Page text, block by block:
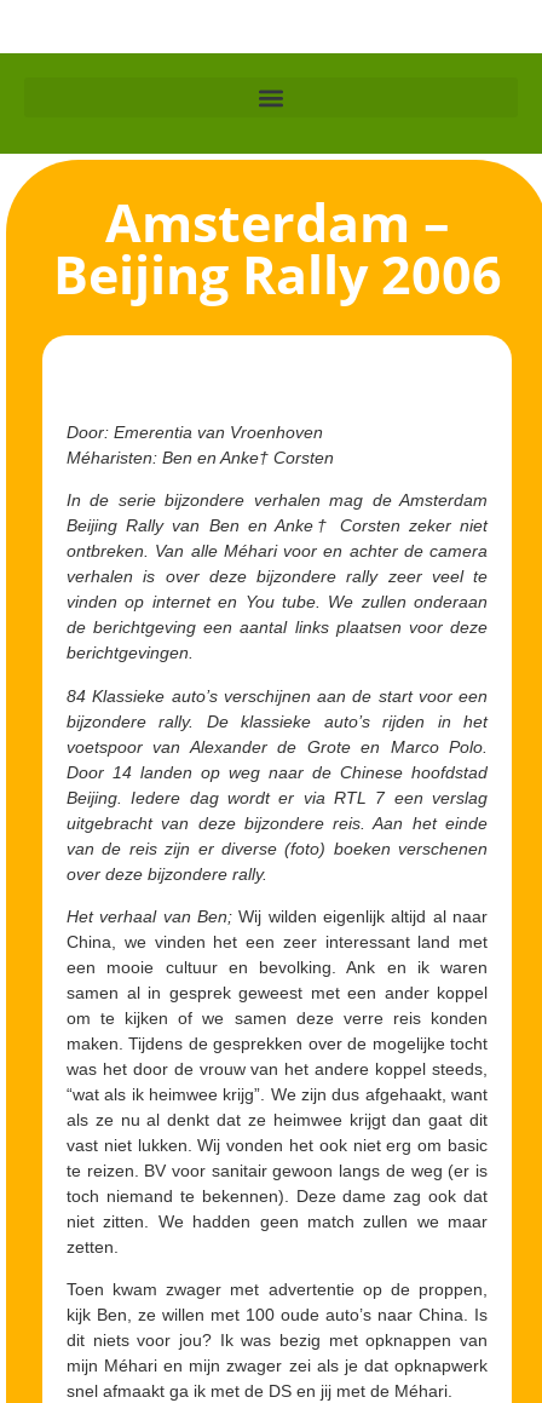
Amsterdam –
Beijing Rally 2006
Door: Emerentia van Vroenhoven
Méharisten: Ben en Anke† Corsten
In de serie bijzondere verhalen mag de Amsterdam
Beijing Rally van Ben en Anke† Corsten zeker niet
ontbreken. Van alle Méhari voor en achter de camera
verhalen is over deze bijzondere rally zeer veel te
vinden op internet en You tube. We zullen onderaan
de berichtgeving een aantal links plaatsen voor deze
berichtgevingen.
84 Klassieke auto’s verschijnen aan de start voor een
bijzondere rally. De klassieke auto’s rijden in het
voetspoor van Alexander de Grote en Marco Polo.
Door 14 landen op weg naar de Chinese hoofdstad
Beijing. Iedere dag wordt er via RTL 7 een verslag
uitgebracht van deze bijzondere reis. Aan het einde
van de reis zijn er diverse (foto) boeken verschenen
over deze bijzondere rally.
Het verhaal van Ben;Wij wilden eigenlijk altijd al naar
China, we vinden het een zeer interessant land met
een mooie cultuur en bevolking. Ank en ik waren
samen al in gesprek geweest met een ander koppel
om te kijken of we samen deze verre reis konden
maken. Tijdens de gesprekken over de mogelijke tocht
was het door de vrouw van het andere koppel steeds,
“wat als ik heimwee krijg”. We zijn dus afgehaakt, want
als ze nu al denkt dat ze heimwee krijgt dan gaat dit
vast niet lukken. Wij vonden het ook niet erg om basic
te reizen. BV voor sanitair gewoon langs de weg (er is
toch niemand te bekennen). Deze dame zag ook dat
niet zitten. We hadden geen match zullen we maar
zetten.
Toen kwam zwager met advertentie op de proppen,
kijk Ben, ze willen met 100 oude auto’s naar China. Is
dit niets voor jou? Ik was bezig met opknappen van
mijn Méhari en mijn zwager zei als je dat opknapwerk
snel afmaakt ga ik met de DS en jij met de Méhari.